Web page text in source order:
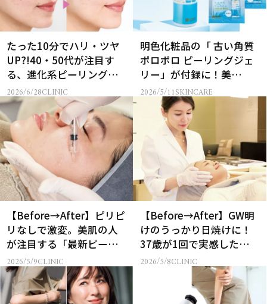
たった10分でハリ・ツヤ
UP?!40・50代が注目す
る、進化系ピーリング
「アマルフィ」の実力
2026/6/28CLINIC
明色化粧品の「 古い角質
ポロポロ ピーリングジェ
リー」が付録に！美
ST2026年7月号付録情報
2026/5/11SKINCARE
【Before→After】ピリピ
リなしで激変。美肌の人
が注目する「最新ピーリ
ング」で43歳が驚きの透
明感
2026/5/9CLINIC
【Before→After】GW明
けのうっかり日焼けに！
37歳が1回で実感した透明
感とハリ
2026/5/8CLINIC